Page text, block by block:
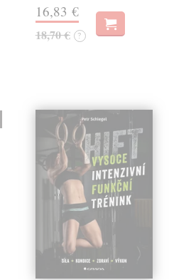
16,83 €
18,70 € ?